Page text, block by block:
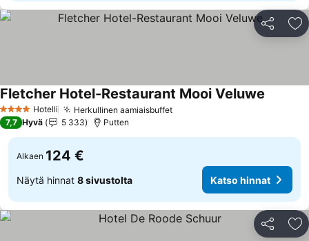
Jaa
4 Tähtiluokitus
Hotelli Herkullinen aamiaisbuffetKatso hinnat
Fletcher Hotel-Restaurant Mooi Veluwe
7,7 Hyvä 5 333 Putten
Alkaen 124 €
Näytä hinnat 8 sivustolta Katso hinnat
Jaa